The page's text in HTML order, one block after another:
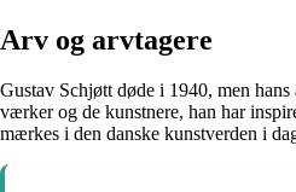
Arv og arvtagere
Gustav Schjøtt døde i 1940, men
værker og de kunstnere, han har
mærkes i den danske kunstverden i